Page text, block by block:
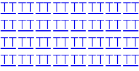
TTTTTTTTTTTTTTTT
TTTTTTTTTTTTTTTT
TTTTTTTTTTTTTTTT
TTTTTTTTTTTTTTTT